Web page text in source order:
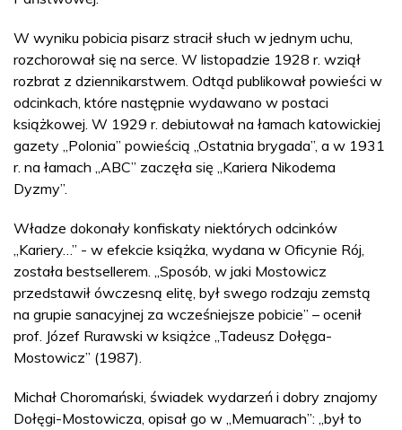
W wyniku pobicia pisarz stracił słuch w jednym uchu,
rozchorował się na serce. W listopadzie 1928 r. wziął
rozbrat z dziennikarstwem. Odtąd publikował powieści w
odcinkach, które następnie wydawano w postaci
książkowej. W 1929 r. debiutował na łamach katowickiej
gazety „Polonia” powieścią „Ostatnia brygada”, a w 1931
r. na łamach „ABC” zaczęła się „Kariera Nikodema
Dyzmy”.
Władze dokonały konfiskaty niektórych odcinków
„Kariery…” - w efekcie książka, wydana w Oficynie Rój,
została bestsellerem. „Sposób, w jaki Mostowicz
przedstawił ówczesną elitę, był swego rodzaju zemstą
na grupie sanacyjnej za wcześniejsze pobicie” – ocenił
prof. Józef Rurawski w książce „Tadeusz Dołęga-
Mostowicz” (1987).
Michał Choromański, świadek wydarzeń i dobry znajomy
Dołęgi-Mostowicza, opisał go w „Memuarach”: „był to